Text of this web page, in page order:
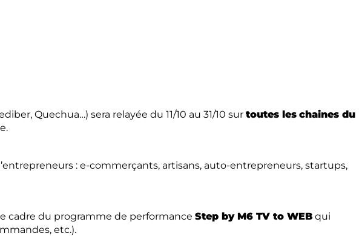
Quechua…) sera relayée du 11/10 au 31/10 sur toutes les chaines du
: e-commerçants, artisans, auto-entrepreneurs, startups,
cadre du programme de performance Step by M6 TV to WEB qui
etc.).